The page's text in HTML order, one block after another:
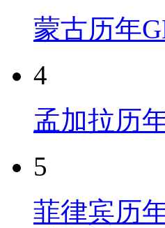
蒙古历年
4
孟加拉历
5
菲律宾历